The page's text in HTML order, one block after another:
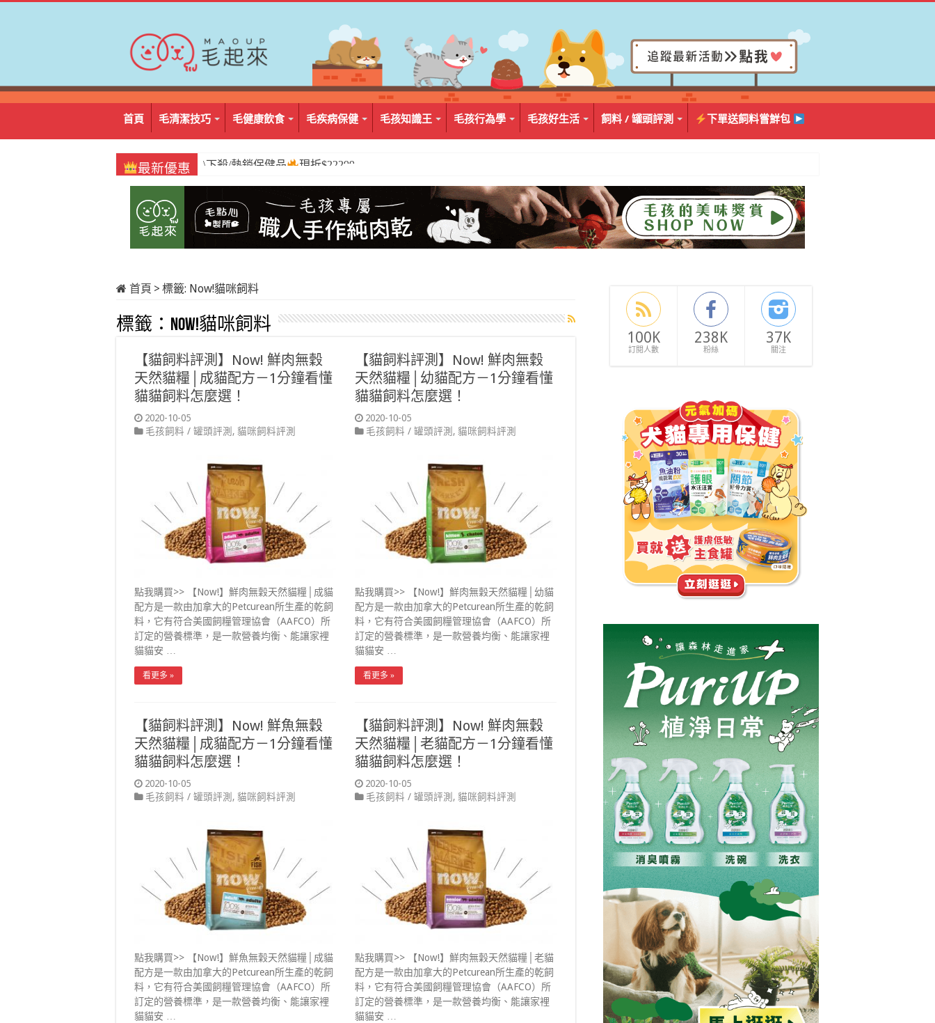
首頁 毛清潔技巧 毛健康飲食 毛疾病保健 毛孩知識王 毛孩行為學 毛孩好生活 飼料 / 罐頭評測 下單送飼料嘗鮮包
最新優惠 \必囤/阿姆好棒棒 12入組$399
首頁 > 標籤: Now!貓咪飼料
標籤： Now!貓咪飼料
【貓飼料評測】Now! 鮮肉無穀
天然貓糧│成貓配方－1分鐘看懂
貓貓飼料怎麼選！
2020-10-05
毛孩飼料 / 罐頭評測 , 貓咪飼料評測
點我購買>> 【Now!】鮮肉無穀天然貓糧│成貓
配方是一款由加拿大的Petcurean所生產的乾飼
料，它有符合美國飼糧管理協會（AAFCO）所
訂定的營養標準，是一款營養均衡、能讓家裡
貓貓安 …
看更多 »
【貓飼料評測】Now! 鮮肉無穀
天然貓糧│幼貓配方－1分鐘看懂
貓貓飼料怎麼選！
2020-10-05
毛孩飼料 / 罐頭評測 , 貓咪飼料評測
點我購買>> 【Now!】鮮肉無穀天然貓糧│幼貓
配方是一款由加拿大的Petcurean所生產的乾飼
料，它有符合美國飼糧管理協會（AAFCO）所
訂定的營養標準，是一款營養均衡、能讓家裡
貓貓安 …
看更多 »
【貓飼料評測】Now! 鮮魚無穀
天然貓糧│成貓配方－1分鐘看懂
貓貓飼料怎麼選！
2020-10-05
毛孩飼料 / 罐頭評測 , 貓咪飼料評測
點我購買>> 【Now!】鮮魚無穀天然貓糧│成貓
配方是一款由加拿大的Petcurean所生產的乾飼
料，它有符合美國飼糧管理協會（AAFCO）所
訂定的營養標準，是一款營養均衡、能讓家裡
貓貓安 …
【貓飼料評測】Now! 鮮肉無穀
天然貓糧│老貓配方－1分鐘看懂
貓貓飼料怎麼選！
2020-10-05
毛孩飼料 / 罐頭評測 , 貓咪飼料評測
點我購買>> 【Now!】鮮肉無穀天然貓糧│老貓
配方是一款由加拿大的Petcurean所生產的乾飼
料，它有符合美國飼糧管理協會（AAFCO）所
訂定的營養標準，是一款營養均衡、能讓家裡
貓貓安 …
100K
訂閱人數
238K
粉絲
37K
關注